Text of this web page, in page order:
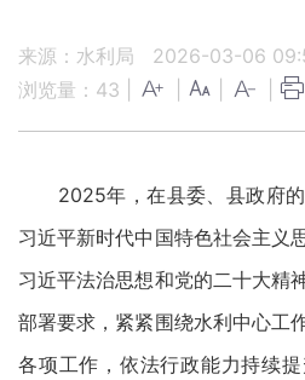
来源：水利局
2026-03-06
浏览量： 43
2025年，在县委、县政府的
习近平新时代中国特色社会主义
习近平法治思想和党的二十大精
部署要求，紧紧围绕水利中心工
各项工作，依法行政能力持续